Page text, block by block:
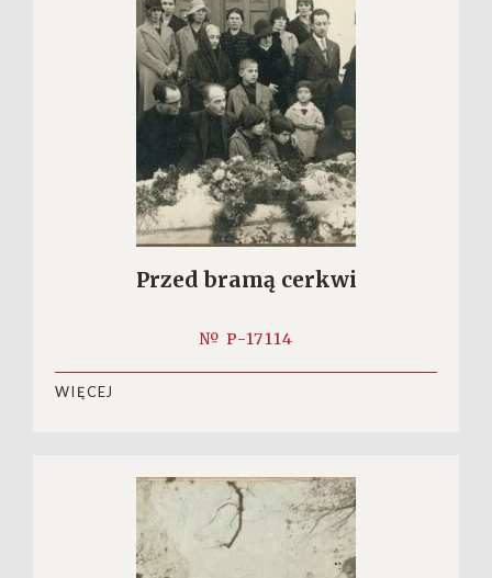
Przed bramą cerkwi
№ P-17114
WIĘCEJ